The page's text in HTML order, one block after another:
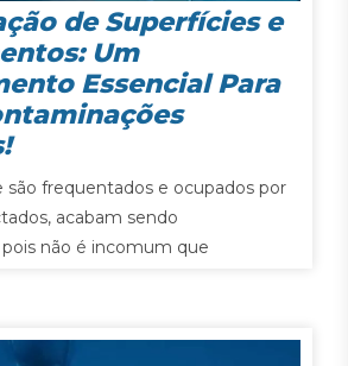
de Superfícies e
Um
Essencial Para
frequentados e ocupados por
acabam sendo
não é incomum que